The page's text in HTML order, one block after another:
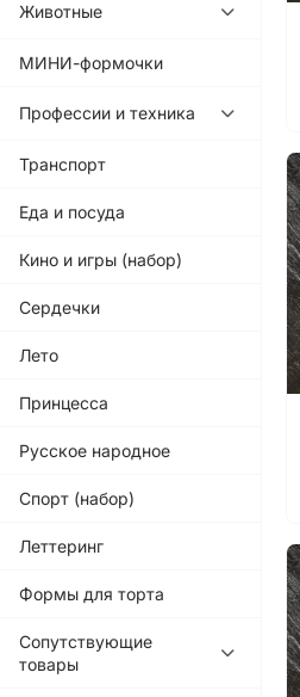
Животные
МИНИ-формочки
Профессии и техника
Транспорт
Еда и посуда
Кино и игры (набор)
Сердечки
Лето
Принцесса
Русское народное
Спорт (набор)
Леттеринг
Формы для торта
Сопутствующие
товары